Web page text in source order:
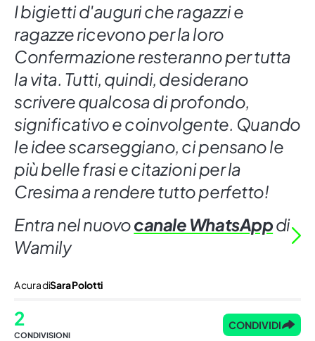
I bigietti d'auguri che ragazzi e
ragazze ricevono per la loro
Confermazione resteranno per tutta
la vita. Tutti, quindi, desiderano
scrivere qualcosa di profondo,
significativo e coinvolgente. Quando
le idee scarseggiano, ci pensano le
più belle frasi e citazioni per la
Cresima a rendere tutto perfetto!
Entra nel nuovocanale WhatsAppdi
Wamily
A cura diSara Polotti
2
CONDIVISIONI
CONDIVIDI